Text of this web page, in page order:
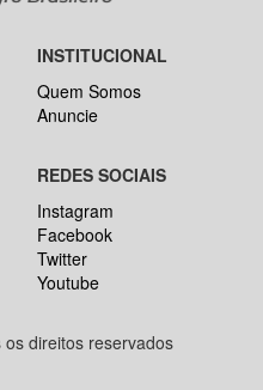
INSTITUCIONAL
Quem Somos
Anuncie
REDES SOCIAIS
Instagram
Facebook
Twitter
Youtube
direitos reservados